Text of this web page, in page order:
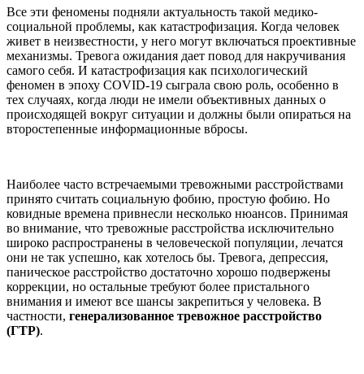
Все эти феномены подняли актуальность такой медико-
социальной проблемы, как катастрофизация. Когда человек
живет в неизвестности, у него могут включаться проективные
механизмы. Тревога ожидания дает повод для накручивания
самого себя. И катастрофизация как психологический
феномен в эпоху COVID-19 сыграла свою роль, особенно в
тех случаях, когда люди не имели объективных данных о
происходящей вокруг ситуации и должны были опираться на
второстепенные информационные вбросы.
Наиболее часто встречаемыми тревожными расстройствами
принято считать социальную фобию, простую фобию. Но
ковидные времена привнесли несколько нюансов. Принимая
во внимание, что тревожные расстройства исключительно
широко распространены в человеческой популяции, лечатся
они не так успешно, как хотелось бы. Тревога, депрессия,
паническое расстройство достаточно хорошо подвержены
коррекции, но остальные требуют более пристального
внимания и имеют все шансы закрепиться у человека. В
частности, генерализованное тревожное расстройство
(ГТР).